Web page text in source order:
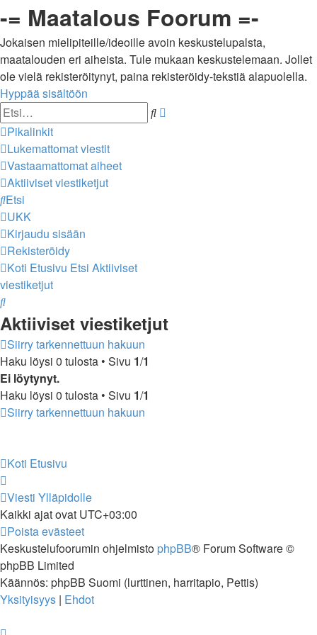
-= Maatalous Foorum =-
Jokaisen mielipiteille/ideoille avoin keskustelupalsta,
maatalouden eri aiheista. Tule mukaan keskustelemaan. Jollet
ole vielä rekisteröitynyt, paina rekisteröidy-tekstiä alapuolella.
Hyppää sisältöön
Etsi
Pikalinkit
Lukemattomat viestit
Vastaamattomat aiheet
Aktiiviset viestiketjut
Etsi
UKK
Kirjaudu sisään
Rekisteröidy
Koti Etusivu Etsi Aktiiviset
viestiketjut
Etsi
Aktiiviset viestiketjut
Siirry tarkennettuun hakuun
Haku löysi 0 tulosta • Sivu 1/1
Ei löytynyt.
Haku löysi 0 tulosta • Sivu 1/1
Siirry tarkennettuun hakuun
Koti Etusivu
Viesti Ylläpidolle
Kaikki ajat ovat UTC+03:00
Poista evästeet
Keskustelufoorumin ohjelmisto phpBB® Forum Software ©
phpBB Limited
Käännös: phpBB Suomi (lurttinen, harritapio, Pettis)
Yksityisyys | Ehdot